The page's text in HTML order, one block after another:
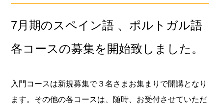
7月期のスペイン語 、ポルトガル語
各コースの募集を開始致しました。
入門コースは新規募集で３名さまお集まりで開講となり
ます。その他の各コースは、随時、お受付させていただ